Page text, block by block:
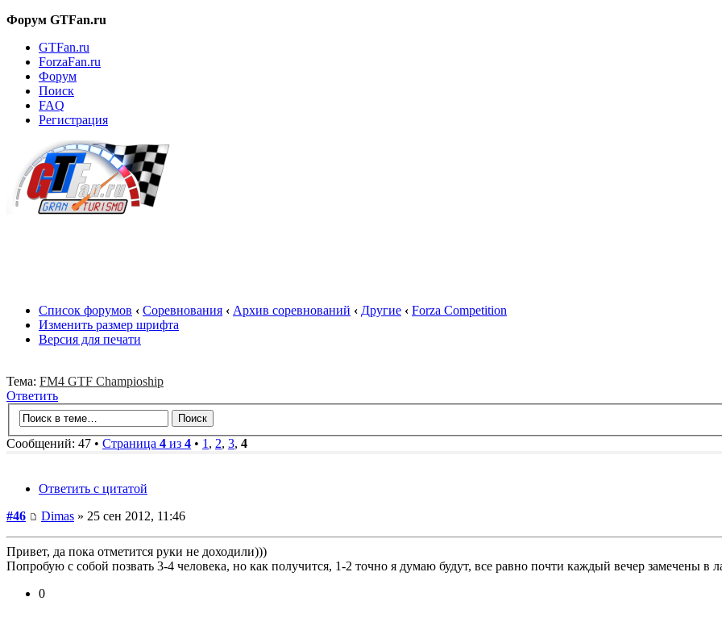
Форум GTFan.ru
GTFan.ru
ForzaFan.ru
Форум
Поиск
FAQ
Регистрация
Список форумов ‹ Соревнования ‹ Архив соревнований ‹ Другие ‹ Forza Competition
Изменить размер шрифта
Версия для печати
Тема: FM4 GTF Champioship
Ответить
Сообщений: 47 • Страница 4 из 4 • 1 , 2, 3, 4
Ответить с цитатой
#46
Dimas » 25 сен 2012, 11:46
Привет, да пока отметится руки не доходили)))
Попробую с собой позвать 3-4 человека, но как получится, 1-2 точно я думаю будут, все равно почти каждый вечер замечены в
0